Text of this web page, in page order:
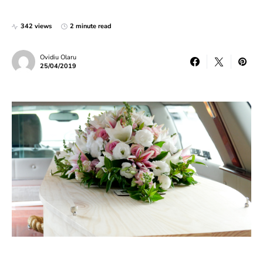
342 views 2 minute read
Ovidiu Olaru
25/04/2019